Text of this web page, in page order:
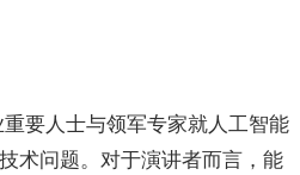
要人士与领军专家就人工智能
术问题。对于演讲者而言，能